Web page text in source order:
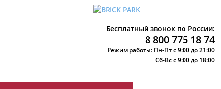
Бесплатный звонок по России:
8 800 775 18 74
Режим работы: Пн-Пт с 9:00 до 21:00
Сб-Вс с 9:00 до 18:00